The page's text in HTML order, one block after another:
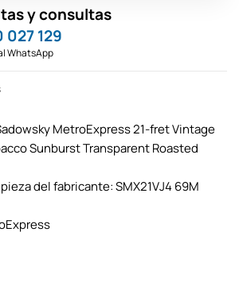
y consultas
027 129
WhatsApp
MetroExpress 21-fret Vintage
Sunburst Transparent Roasted
del fabricante: SMX21VJ4 69M